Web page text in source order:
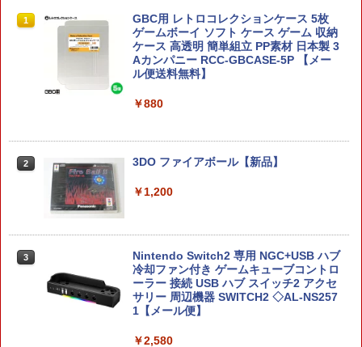
1
【楽天ブックス限定特典+特典】METAL
GEAR SOLID : MASTER COLLECTION
Vol.2 Switch2版(2連アクリルキーホル
ダー+【早期購入封入特典】DLCチラシ)
品】【NS2】The Elder Scrolls IV: Obli
約品]
3est Switch2用 横置きドックスタンド
[GU-S2F088]
1
【複数購入で★最大約58％OFF】 ＼レ
ビュー特典付／PS5 コントローラー ステ
ィック キャップ カバー アナログスティ
ックカバー コントローラー カバー 10個
セット 交換用 PS4 DualSense Edge ジ
止め ホコリ防止 ブラック RPP RP1
【中古】Marvel’s Spider−Man： Miles
￥1,620
【中古】【18歳以上対象】BIOHAZARD
RE：2 Z Versionソフト:プレイステーシ
1
GBC用 レトロコレクションケース 5枚
ゲームボーイ ソフト ケース ゲーム 収納
ケース 高透明 簡単組立 PP素材 日本製 3
Aカンパニー RCC-GBCASE-5P 【メー
ル便送料無料】
￥880
2 3DO ファイアボール【新品】
￥1,200
3
Nintendo Switch2 専用 NGC+USB ハブ
冷却ファン付き ゲームキューブコントロ
ーラー 接続 USB ハブ スイッチ2 アクセ
サリー 周辺機器 SWITCH2 ◇AL-NS257
1【メール便】
￥2,580